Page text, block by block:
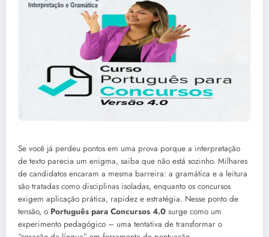
Se você já perdeu pontos em uma prova porque a interpretação
de texto parecia um enigma, saiba que não está sozinho. Milhares
de candidatos encaram a mesma barreira: a gramática e a leitura
são tratadas como disciplinas isoladas, enquanto os concursos
exigem aplicação prática, rapidez e estratégia. Nesse ponto de
tensão, o Português para Concursos 4.0 surge como um
experimento pedagógico – uma tentativa de transformar o